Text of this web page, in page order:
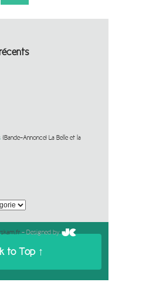
[Bande-Annonce] La Belle et la
- Designed by
to Top ↑